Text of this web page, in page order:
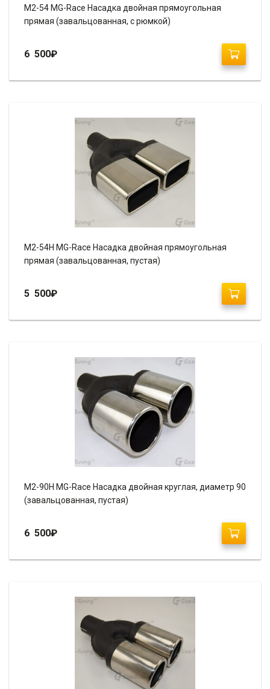
M2-54 MG-Race Насадка двойная прямоугольная
прямая (завальцованная, с рюмкой)
6 500₽
M2-54H MG-Race Насадка двойная прямоугольная
прямая (завальцованная, пустая)
5 500₽
М2-90H MG-Race Насадка двойная круглая, диаметр 90
(завальцованная, пустая)
6 500₽